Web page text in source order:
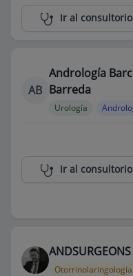
Centro Médico
Ir al consultorio
AB
Andrología
Barreda
Urología
Ir al consultorio
ANDSURGEONS
Otorrinolaringología